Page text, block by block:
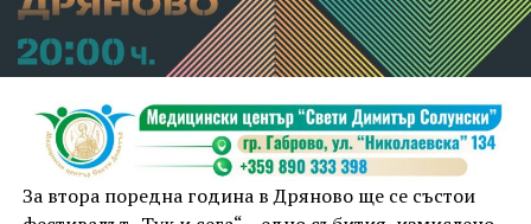
За втора поредна година в Дряново ще се състои